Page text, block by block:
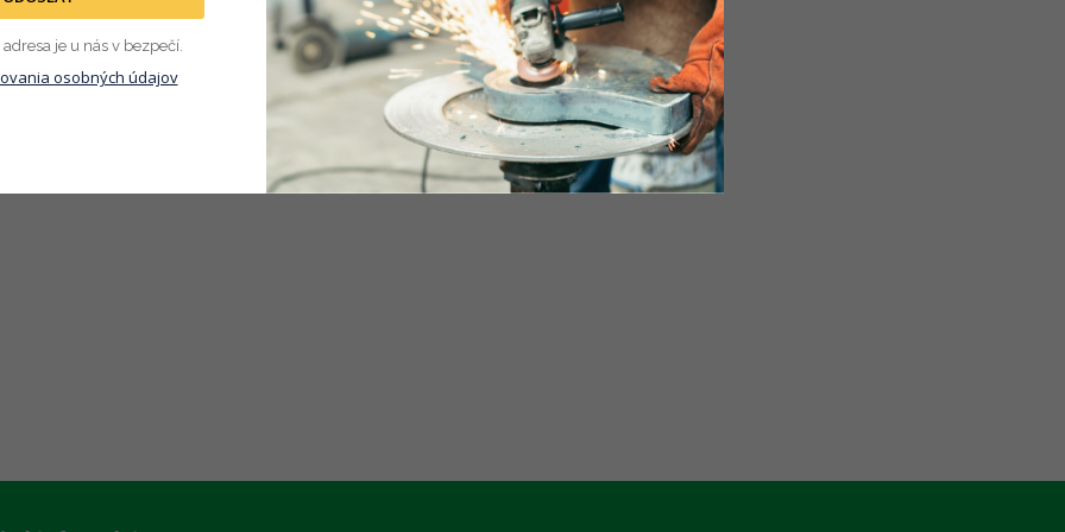
produktu nie je dostupný
je u nás v bezpečí.
osobných údajov